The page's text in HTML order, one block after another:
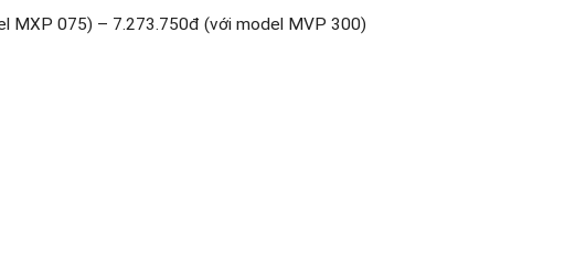
MXP 075) – 7.273.750đ (với model MVP 300)